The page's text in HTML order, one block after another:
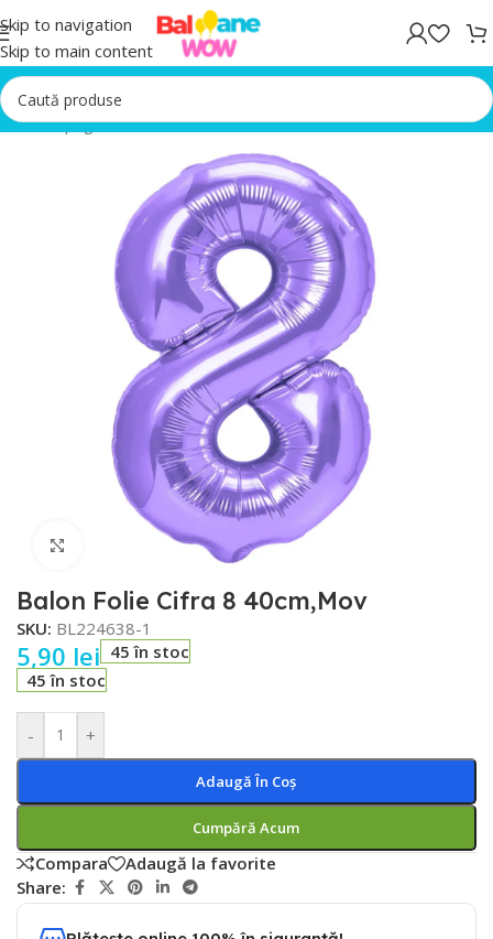
Skip to navigation
Skip to main content
Prima pagină/Baloane Mov
Faceți click pentru a mări
Balon Folie Cifra 8 40cm,Mov
SKU: BL224638-1
5,90 lei 45 în stoc
45 în stoc
- +
Adaugă În Coș
Cumpără Acum
Compara
Adaugă la favorite
Share: